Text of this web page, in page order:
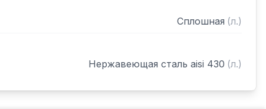
Сплошная (л.)
Нержавеющая сталь aisi 430 (л.)